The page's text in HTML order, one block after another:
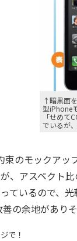
↑暗黒面
型iPhone
「せめて
でいるが
のモックア
、アスペクト
ているので、
の余地がありそ
で！